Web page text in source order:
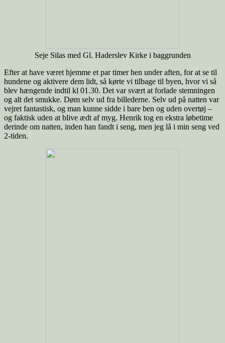
Seje Silas med Gl. Haderslev Kirke i baggrunden
Efter at have været hjemme et par timer hen under aften, for at se til
hundene og aktivere dem lidt, så kørte vi tilbage til byen, hvor vi så
blev hængende indtil kl 01.30. Det var svært at forlade stemningen
og alt det smukke. Døm selv ud fra billederne. Selv ud på natten var
vejret fantastisk, og man kunne sidde i bare ben og uden overtøj –
og faktisk uden at blive ædt af myg. Henrik tog en ekstra løbetime
derinde om natten, inden han fandt i seng, men jeg lå i min seng ved
2-tiden.